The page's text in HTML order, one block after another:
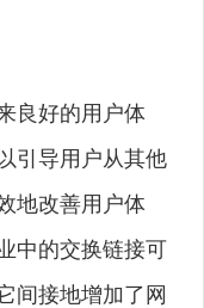
良好的用户体
引导用户从其他
地改善用户体
中的交换链接可
间接地增加了网